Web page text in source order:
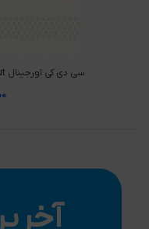
سی دی کی اورجینال Ghost of Tsushima Directors Cut